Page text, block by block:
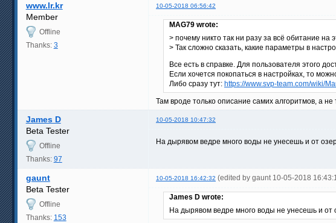
www.lr.kr 10-05-2018 06:56:42
Member
Offline
Thanks: 3
MAG79 wrote:
> почему никто так ни разу за всё обитание
> Так сложно сказать, какие параметры в
Все есть в справке. Для пользователя этого
Если хочется покопаться в настройках, то
Либо сразу тут: https://www.svp-team.com/wiki/
Там вроде только описание самих алгоритмов, а не
James D 10-05-2018 10:47:32
Beta Tester
Offline
Thanks: 97
На дырявом ведре много воды не унесешь и от
gaunt 10-05-2018 16:42:32 (edited by gaunt 10-05-2018
Beta Tester
Offline
Thanks: 153
James D wrote:
На дырявом ведре много воды не унесешь и от